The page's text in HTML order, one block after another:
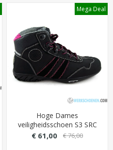
Mega Deal
Hoge Dames
veiligheidsschoen S3 SRC
Safety Jogger Isis
€ 61,00 € 76,00